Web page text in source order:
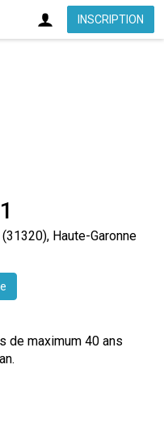
INSCRIPTION
Haute-Garonne
de maximum 40 ans